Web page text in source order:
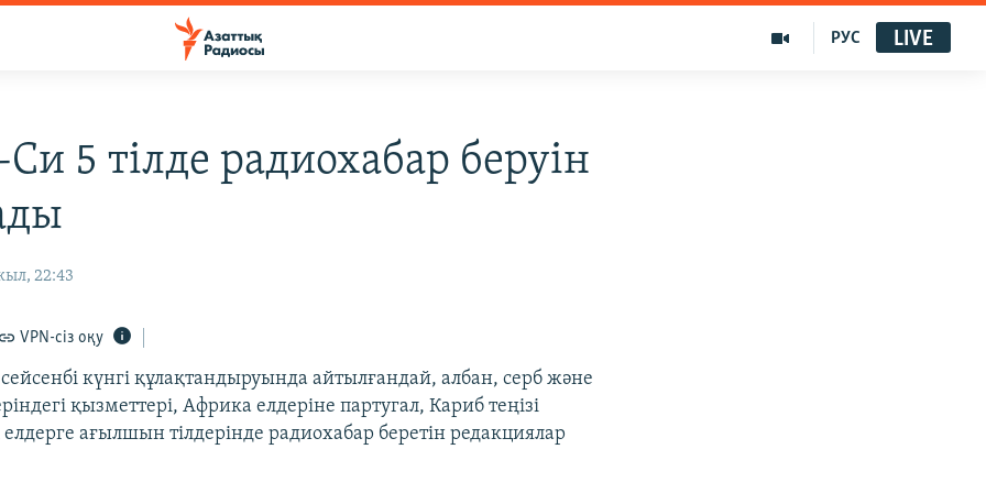
РУС LIVE
5 тілде радиохабар беруін
22:43
VPN-сіз оқу
күнгі құлақтандыруында айтылғандай, албан, серб және
қызметтері, Африка елдеріне партугал, Кариб теңізі
елдерге ағылшын тілдерінде радиохабар беретін редакциялар